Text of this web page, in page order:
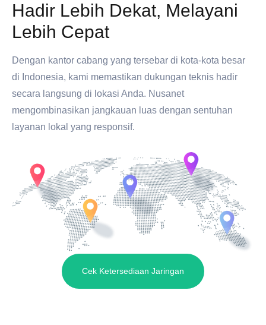
Hadir Lebih Dekat, Melayani
Lebih Cepat
Dengan kantor cabang yang tersebar di kota-kota besar
di Indonesia, kami memastikan dukungan teknis hadir
secara langsung di lokasi Anda. Nusanet
mengombinasikan jangkauan luas dengan sentuhan
layanan lokal yang responsif.
Cek Ketersediaan Jaringan